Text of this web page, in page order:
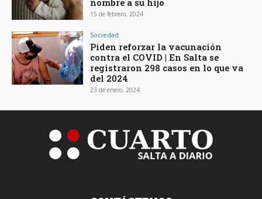
15 de febrero, 2024
Sociedad
Piden reforzar la vacunación
contra el COVID | En Salta se
registraron 298 casos en lo que va
del 2024
23 de enero, 2024